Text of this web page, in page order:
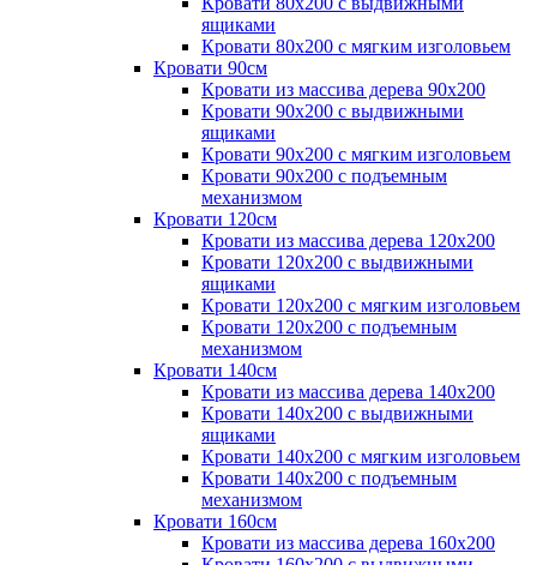
ящиками
Кровати 80х200 с мягким изголовьем
Кровати 90см
Кровати из массива дерева 90х200
Кровати 90х200 с выдвижными
ящиками
Кровати 90х200 с мягким изголовьем
Кровати 90х200 с подъемным
механизмом
Кровати 120см
Кровати из массива дерева 120х200
Кровати 120х200 с выдвижными
ящиками
Кровати 120х200 с мягким изголовьем
Кровати 120х200 с подъемным
механизмом
Кровати 140см
Кровати из массива дерева 140х200
Кровати 140х200 с выдвижными
ящиками
Кровати 140х200 с мягким изголовьем
Кровати 140х200 с подъемным
механизмом
Кровати 160см
Кровати из массива дерева 160х200